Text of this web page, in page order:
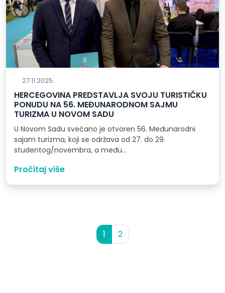
27.11.2025.
HERCEGOVINA PREDSTAVLJA SVOJU TURISTIČKU
PONUDU NA 56. MEĐUNARODNOM SAJMU
TURIZMA U NOVOM SADU
U Novom Sadu svečano je otvoren 56. Međunarodni
sajam turizma, koji se održava od 27. do 29.
studentog/novembra, a među…
Pročitaj više
Current Page
1 Page
2